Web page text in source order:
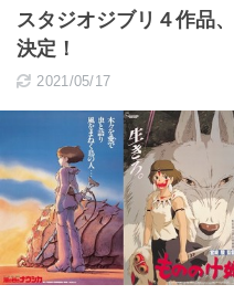
スタジオジブリ４作品
決定！
2021/05/17